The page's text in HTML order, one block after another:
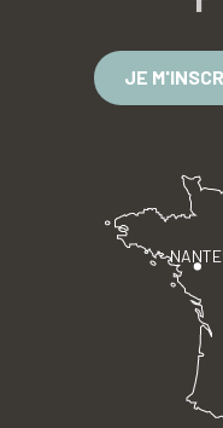
JE